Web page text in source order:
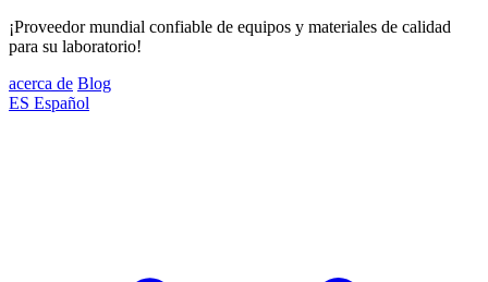
¡Proveedor mundial confiable de equipos y materiales de calidad
para su laboratorio!
acerca de Blog
ES Español